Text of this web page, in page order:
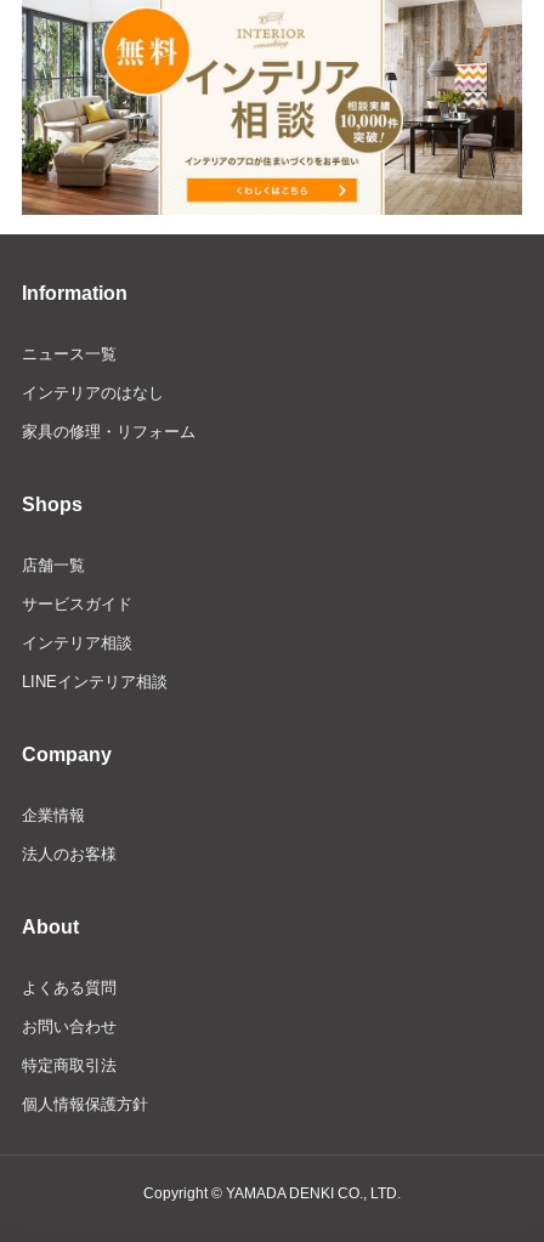
Information
ニュース一覧
インテリアのはなし
家具の修理・リフォーム
Shops
店舗一覧
サービスガイド
インテリア相談
LINEインテリア相談
Company
企業情報
法人のお客様
About
よくある質問
お問い合わせ
特定商取引法
個人情報保護方針
Copyright © YAMADA DENKI CO., LTD.